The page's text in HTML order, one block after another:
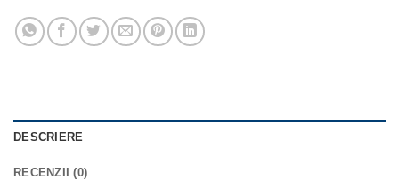
DESCRIERE
RECENZII (0)